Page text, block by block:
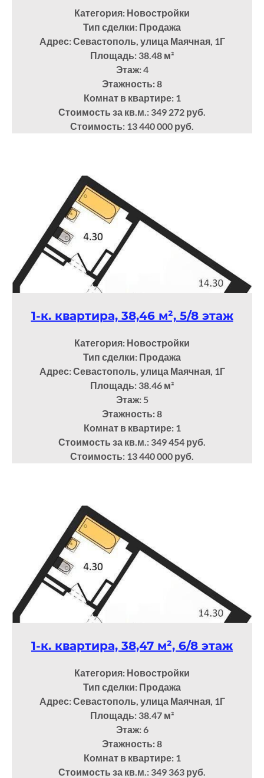
Категория: Новостройки
Тип сделки: Продажа
Адрес: Севастополь, улица Маячная, 1Г
Площадь: 38.48 м²
Этаж: 4
Этажность: 8
Комнат в квартире: 1
Стоимость за кв.м.: 349 272 руб.
Стоимость: 13 440 000 руб.
1-к. квартира, 38,46 м², 5/8 этаж
Категория: Новостройки
Тип сделки: Продажа
Адрес: Севастополь, улица Маячная, 1Г
Площадь: 38.46 м²
Этаж: 5
Этажность: 8
Комнат в квартире: 1
Стоимость за кв.м.: 349 454 руб.
Стоимость: 13 440 000 руб.
1-к. квартира, 38,47 м², 6/8 этаж
Категория: Новостройки
Тип сделки: Продажа
Адрес: Севастополь, улица Маячная, 1Г
Площадь: 38.47 м²
Этаж: 6
Этажность: 8
Комнат в квартире: 1
Стоимость за кв.м.: 349 363 руб.